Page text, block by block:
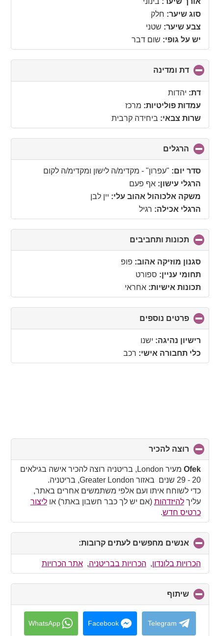
סוג שיער: חלק
צבע שיער: שטני
יש על גופי: שום דבר
דת ומדינה
to
דת: יהדות
עמדות פוליטיות: מרכז
שרות צבאי: ביחידה קרבית
הרגלים
to
collapse
סדר יום: "עפרון" - מקדימ/ה לישון ומקדימ/ה לקום
הרגלי עישון: אף פעם
משקה אלכוהול אהוב עלי: יין לבן
הרגלי אכילה: רגיל
תכונות ותחביבים
to
collapse
סגנון מוזיקה אהוב: פופ
תחומי עניין: ספורט
תכונות אישיות: אחראי
פרטים נוספים
to
רישיון נהיגה: ישנו
כלי תחבורה אישי: רכב
רוצה להכיר
to
collapse
contents
Ofek
מעיר London, בריטניה רוצה להכיר אישה בגילאים
20 - 29 שנים באזור Greater London, בריטניה.
כדי לשוחח איתו ועם אלפי משתמשים אחרים באתר,
עליךלהיזדהות (אם יש לך כבר חשבון באתר) אוליצור
כרטיס חדש.
אנשים מחפשים לעתים קרובות:
to
collapse
contents
הכרויות בלונדון, הכרויות בבריטניה,אתר הכרויות
שיתוף
to
collapse
contents
Telegram
Facebook
WhatsApp